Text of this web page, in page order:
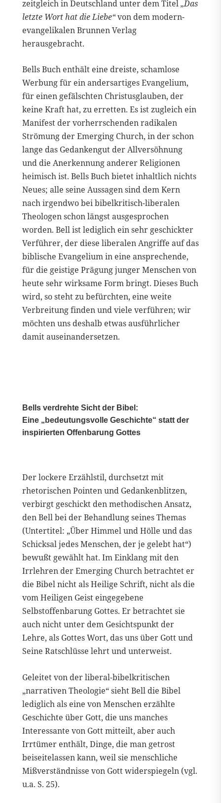
zeitgleich in Deutschland unter dem Titel„Das
letzte Wort hat die Liebe“von dem modern-
evangelikalen Brunnen Verlag
herausgebracht.
Bells Buch enthält eine dreiste, schamlose
Werbung für ein andersartiges Evangelium,
für einen gefälschten Christusglauben, der
keine Kraft hat, zu erretten. Es ist zugleich ein
Manifest der vorherrschenden radikalen
Strömung der Emerging Church, in der schon
lange das Gedankengut der Allversöhnung
und die Anerkennung anderer Religionen
heimisch ist. Bells Buch bietet inhaltlich nichts
Neues; alle seine Aussagen sind dem Kern
nach irgendwo bei bibelkritisch-liberalen
Theologen schon längst ausgesprochen
worden. Bell ist lediglich ein sehr geschickter
Verführer, der diese liberalen Angriffe auf das
biblische Evangelium in eine ansprechende,
für die geistige Prägung junger Menschen von
heute sehr wirksame Form bringt. Dieses Buch
wird, so steht zu befürchten, eine weite
Verbreitung finden und viele verführen; wir
möchten uns deshalb etwas ausführlicher
damit auseinandersetzen.
Bells verdrehte Sicht der Bibel:
Eine „bedeutungsvolle Geschichte“ statt der
inspirierten Offenbarung Gottes
Der lockere Erzählstil, durchsetzt mit
rhetorischen Pointen und Gedankenblitzen,
verbirgt geschickt den methodischen Ansatz,
den Bell bei der Behandlung seines Themas
(Untertitel: „Über Himmel und Hölle und das
Schicksal jedes Menschen, der je gelebt hat“)
bewußt gewählt hat. Im Einklang mit den
Irrlehren der Emerging Church betrachtet er
die Bibel nicht als Heilige Schrift, nicht als die
vom Heiligen Geist eingegebene
Selbstoffenbarung Gottes. Er betrachtet sie
auch nicht unter dem Gesichtspunkt der
Lehre, als Gottes Wort, das uns über Gott und
Seine Ratschlüsse lehrt und unterweist.
Geleitet von der liberal-bibelkritischen
„narrativen Theologie“ sieht Bell die Bibel
lediglich als eine von Menschen erzählte
Geschichte über Gott, die uns manches
Interessante von Gott mitteilt, aber auch
Irrtümer enthält, Dinge, die man getrost
beiseitelassen kann, weil sie menschliche
Mißverständnisse von Gott widerspiegeln (vgl.
u.a. S. 25).